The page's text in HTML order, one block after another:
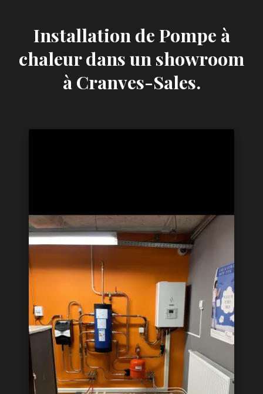
Installation de Pompe à
chaleur dans un showroom
à Cranves-Sales.